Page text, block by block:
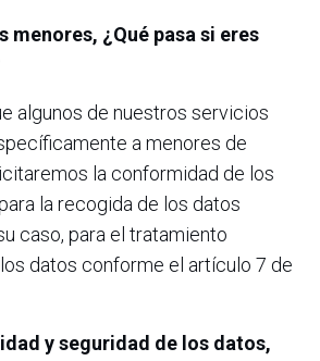
menores, ¿Qué pasa si eres
algunos de nuestros servicios
a menores de
la conformidad de los
la recogida de los datos
caso, para el tratamiento
datos conforme el artículo 7 de
y seguridad de los datos,